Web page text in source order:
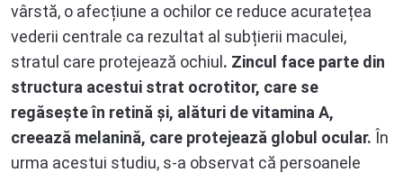
vârstă, o afecțiune a ochilor ce reduce acuratețea
vederii centrale ca rezultat al subțierii maculei,
stratul care protejează ochiul . Zincul face parte din
structura acestui strat ocrotitor, care se
regăsește în retină și, alături de vitamina A,
creează melanină, care protejează globul ocular. În
urma acestui studiu, s-a observat că persoanele